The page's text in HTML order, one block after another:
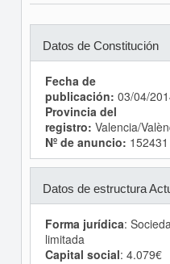
Datos de Constitución
Fecha de
publicación: 03/04/
Provincia del
registro: Valencia/
Nº de anuncio: 152431
Datos de estructura
Forma jurídica:
limitada
Capital social: 4.079€